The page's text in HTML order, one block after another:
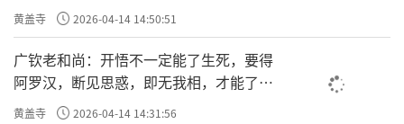
黄盖寺 2026-04-14 14:50:51
广钦老和尚：开悟不一定能了生死，要得
阿罗汉，断见思惑，即无我相，才能了生
死
黄盖寺 2026-04-14 14:31:56